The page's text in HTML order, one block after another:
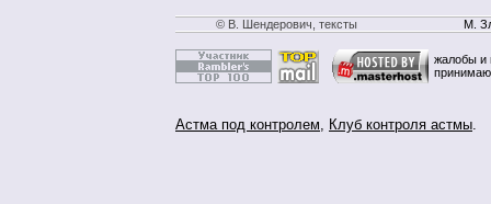
© В. Шендерович, тексты М.
жалобы и
Астма под контролем, Клуб контроля астмы.